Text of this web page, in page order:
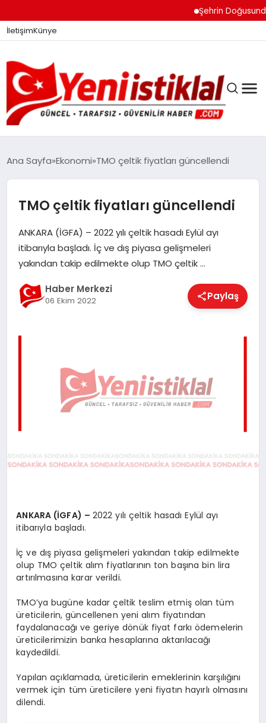
Şehrin
İletişimKünye
DÜNYA
Ana Sayfa Ekonomi TMO çeltik fiyatları güncellendi
TMO çeltik fiyatları güncellendi
ANKARA (İGFA) – 2022 yılı çeltik hasadı Eylül ayı
itibarıyla başladı. İç ve dış piyasa gelişmeleri
yakından takip edilmekte olup TMO çeltik …
Haber Merkezi
06 Ekim 2022 Paylaş
ANKARA (İGFA) – 2022 yılı çeltik hasadı Eylül ayı
itibarıyla başladı.
İç ve dış piyasa gelişmeleri yakından takip edilmekte
olup TMO çeltik alım fiyatlarının ton başına bin lira
artırılmasına karar verildi.
TMO’ya bugüne kadar çeltik teslim etmiş olan tüm
üreticilerin, güncellenen yeni alım fiyatından
faydalanacağı ve geriye dönük fiyat farkı ödemelerin
üreticilerimizin banka hesaplarına aktarılacağı
kaydedildi.
Yapılan açıklamada, üreticilerin emeklerinin karşılığını
vermek için tüm üreticilere yeni fiyatın hayırlı olmasını
dilendi.